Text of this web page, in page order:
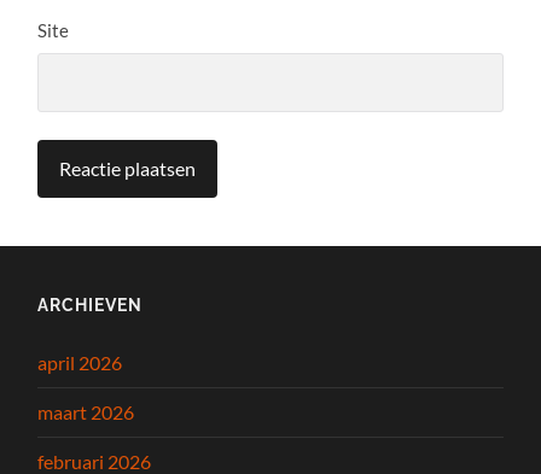
Site
ARCHIEVEN
april 2026
maart 2026
februari 2026